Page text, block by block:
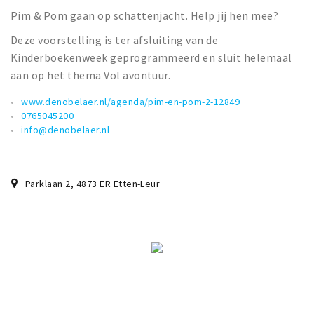
Natuurgebieden
Baroniepoorten
Sport
Privacy
Inloggen
Pim & Pom gaan op schattenjacht. Help jij hen mee?
Deze voorstelling is ter afsluiting van de
Kinderboekenweek geprogrammeerd en sluit helemaal
aan op het thema Vol avontuur.
www.denobelaer.nl/agenda/pim-en-pom-2-12849
0765045200
info@denobelaer.nl
Parklaan 2, 4873 ER Etten-Leur